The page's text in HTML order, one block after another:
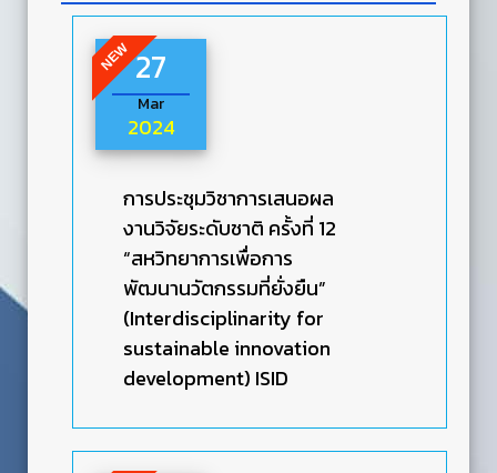
NEW27
Mar
2024
การประชุมวิชาการเสนอผล
งานวิจัยระดับชาติ ครั้งที่ 12
“สหวิทยาการเพื่อการ
พัฒนานวัตกรรมที่ยั่งยืน”
(Interdisciplinarity for
sustainable innovation
development) ISID